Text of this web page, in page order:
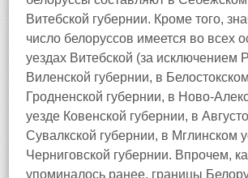
Витебской губернии. Кроме того,
число белоруссов имеется во всех
уездах Витебской (за исключением
Виленской губернии, в
Гродненской губернии, в Ново-
уезде Ковенской губернии, в
Сувалкской губернии, в Мглинском
Черниговской губернии. Впрочем,
упоминалось ранее, границы